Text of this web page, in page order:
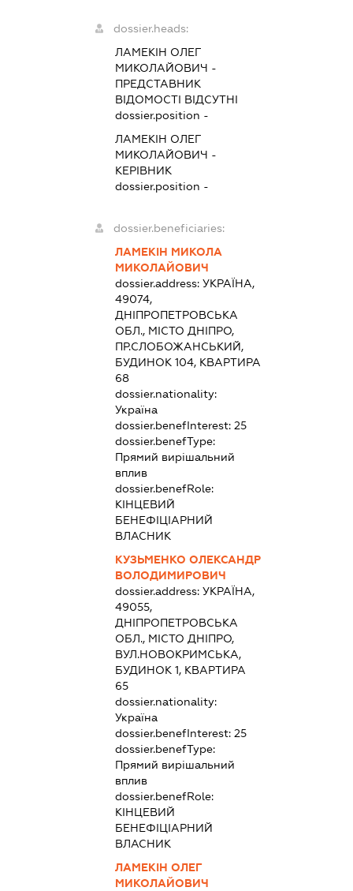
dossier.heads:
ЛАМЕКІН ОЛЕГ
МИКОЛАЙОВИЧ -
ПРЕДСТАВНИК
ВІДОМОСТІ ВІДСУТНІ
dossier.position -
ЛАМЕКІН ОЛЕГ
МИКОЛАЙОВИЧ -
КЕРІВНИК
dossier.position -
dossier.beneficiaries:
ЛАМЕКІН МИКОЛА
МИКОЛАЙОВИЧ
dossier.address: УКРАЇНА,
49074,
ДНІПРОПЕТРОВСЬКА
ОБЛ., МІСТО ДНІПРО,
ПР.СЛОБОЖАНСЬКИЙ,
БУДИНОК 104, КВАРТИРА
68
dossier.nationality:
Україна
dossier.benefInterest: 25
dossier.benefType:
Прямий вирішальний
вплив
dossier.benefRole:
КІНЦЕВИЙ
БЕНЕФІЦІАРНИЙ
ВЛАСНИК
КУЗЬМЕНКО ОЛЕКСАНДР
ВОЛОДИМИРОВИЧ
dossier.address: УКРАЇНА,
49055,
ДНІПРОПЕТРОВСЬКА
ОБЛ., МІСТО ДНІПРО,
ВУЛ.НОВОКРИМСЬКА,
БУДИНОК 1, КВАРТИРА
65
dossier.nationality:
Україна
dossier.benefInterest: 25
dossier.benefType:
Прямий вирішальний
вплив
dossier.benefRole:
КІНЦЕВИЙ
БЕНЕФІЦІАРНИЙ
ВЛАСНИК
ЛАМЕКІН ОЛЕГ
МИКОЛАЙОВИЧ